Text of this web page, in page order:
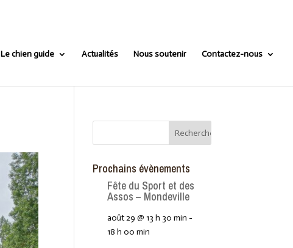
Le chien guide Actualités Nous soutenir Contactez-nous
Prochains évènements
Fête du Sport et des
Assos – Mondeville
août 29 @ 13 h 30 min -
18 h 00 min